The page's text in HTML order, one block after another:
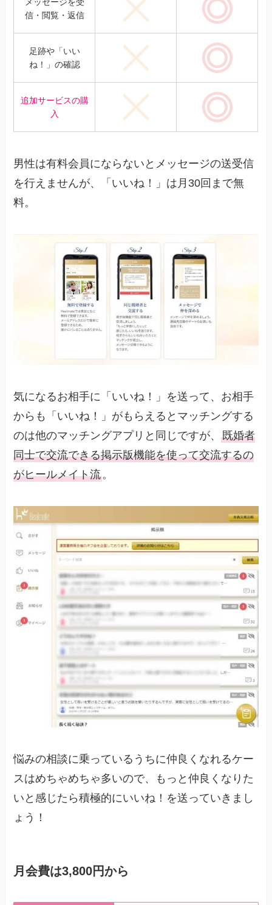
メッセージを受
信・閲覧・返信
できない あり
足跡や「いい
ね！」の確認
できない あり
追加サービスの購
入
できない あり
男性は有料会員にならないとメッセージの送受信
を行えませんが、「いいね！」は月30回まで無
料。
気になるお相手に「いいね！」を送って、お相手
からも「いいね！」がもらえるとマッチングする
のは他のマッチングアプリと同じですが、既婚者
同士で交流できる掲示版機能を使って交流するの
がヒールメイト流。
悩みの相談に乗っているうちに仲良くなれるケー
スはめちゃめちゃ多いので、もっと仲良くなりた
いと感じたら積極的にいいね！を送っていきまし
ょう！
月会費は3,800円から